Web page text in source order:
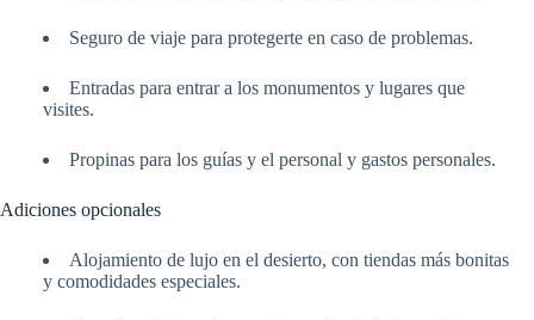
Seguro de viaje para protegerte en caso de problemas.
Entradas para entrar a los monumentos y lugares que
visites.
Propinas para los guías y el personal y gastos personales.
Adiciones opcionales
Alojamiento de lujo en el desierto, con tiendas más bonitas
y comodidades especiales.